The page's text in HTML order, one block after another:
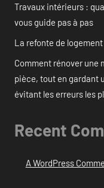
Travaux intérieurs :
vous guide pas à pas
La refonte de
Comment rénover une
pièce, tout en gardant
évitant les erreurs les
Recent
A WordPress